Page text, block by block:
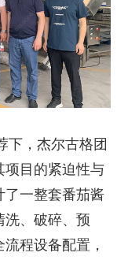
下，杰尔古格团
项目的紧迫性与
了一整套番茄酱
洗、破碎、预
程设备配置，